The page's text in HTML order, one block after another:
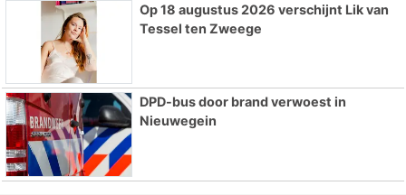
Op 18 augustus 2026 verschijnt Lik van
Tessel ten Zweege
DPD-bus door brand verwoest in
Nieuwegein